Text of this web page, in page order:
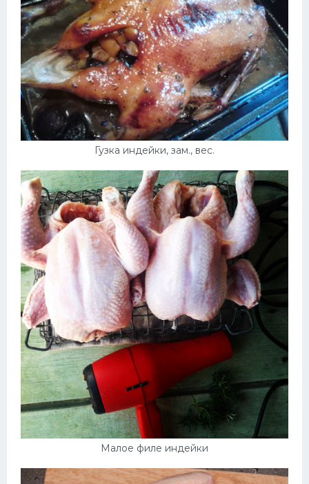
Гузка индейки, зам., вес.
Малое филе индейки